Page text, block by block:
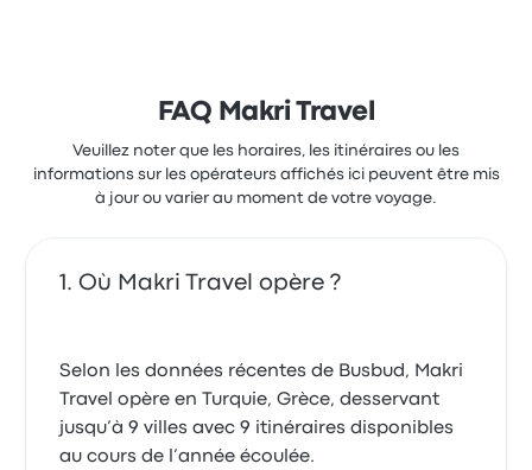
FAQ Makri Travel
Veuillez noter que les horaires, les itinéraires ou les
informations sur les opérateurs affichés ici peuvent être mis
à jour ou varier au moment de votre voyage.
Où Makri Travel opère ?
Selon les données récentes de Busbud, Makri
Travel opère en Turquie, Grèce, desservant
jusqu’à 9 villes avec 9 itinéraires disponibles
au cours de l’année écoulée.